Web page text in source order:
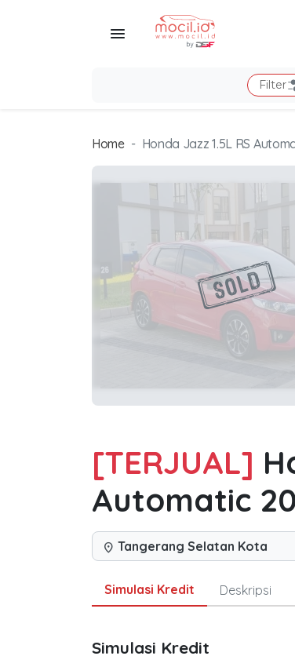
Filter
Home Honda Jazz 1.5L RS
[TERJUAL]
Automatic
location_on Tangerang Selatan Kota
Simulasi Kredit Deskripsi
Simulasi Kredit